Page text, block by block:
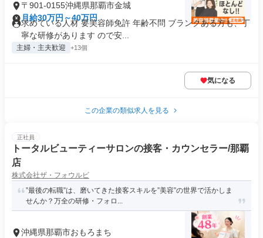
〒901-0155沖縄県那覇市金城
月給30万円～40万円
求めている人材 要美容師免許 年齢不問 ブランクある方も、丁
寧な研修があります ので安...
主婦・主夫歓迎 +13個
気になる
この企業の類似求人を見る
正社員
トータルビューティーサロンの接客・カウンセラー/那覇
店
株式会社ザ・フォウルビ
”最後の転職”は、磨いてきた接客スキルを”美容”の世界で活かしま
せんか？万全の研修・フォロ...
沖縄県那覇市おもろまち